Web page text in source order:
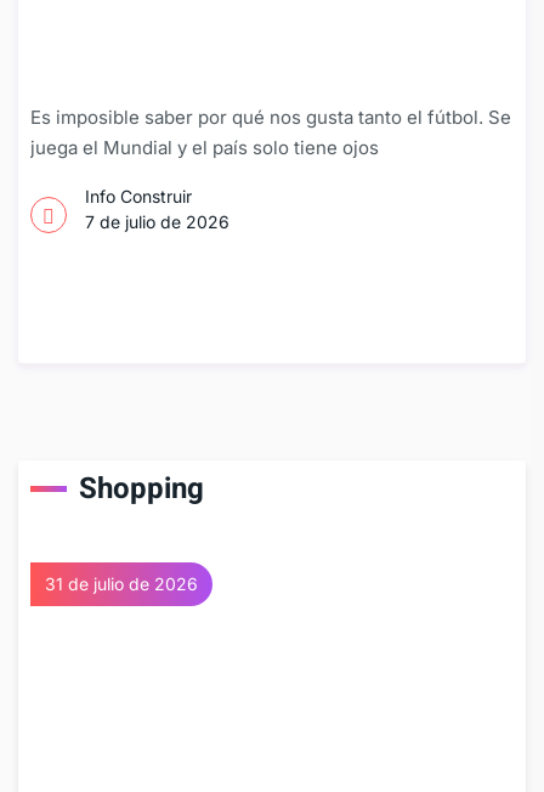
Es imposible saber por qué nos gusta tanto el fútbol. Se
juega el Mundial y el país solo tiene ojos
Info Construir
7 de julio de 2026
Shopping
31 de julio de 2026